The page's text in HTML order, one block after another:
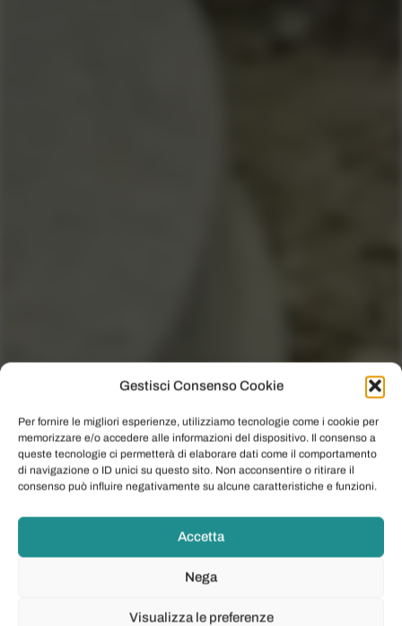
Gestisci Consenso Cookie
Per fornire le migliori esperienze, utilizziamo tecnologie come i cookie per
memorizzare e/o accedere alle informazioni del dispositivo. Il consenso a
queste tecnologie ci permetterà di elaborare dati come il comportamento
di navigazione o ID unici su questo sito. Non acconsentire o ritirare il
consenso può influire negativamente su alcune caratteristiche e funzioni.
Accetta
Nega
Visualizza le preferenze